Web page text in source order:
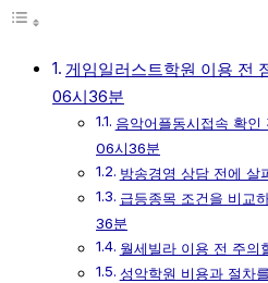
게임일러스트학원 이용 전
06시36분
음악어플동시접속 확
06시36분
방송경영 상담 전에 살
급등종목 조건을 비교
36분
월세빌라 이용 전 주의
성악학원 비용과 절차